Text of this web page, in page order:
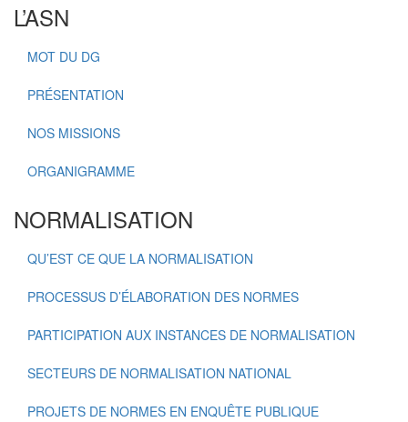
L’ASN
MOT DU DG
PRÉSENTATION
NOS MISSIONS
ORGANIGRAMME
NORMALISATION
QU’EST CE QUE LA NORMALISATION
PROCESSUS D’ÉLABORATION DES NORMES
PARTICIPATION AUX INSTANCES DE NORMALISATION
SECTEURS DE NORMALISATION NATIONAL
PROJETS DE NORMES EN ENQUÊTE PUBLIQUE